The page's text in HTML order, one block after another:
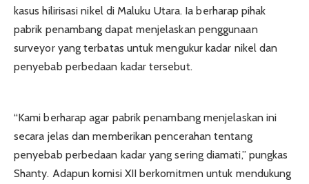
kasus hilirisasi nikel di Maluku Utara. Ia berharap pihak
pabrik penambang dapat menjelaskan penggunaan
surveyor yang terbatas untuk mengukur kadar nikel dan
penyebab perbedaan kadar tersebut.
“Kami berharap agar pabrik penambang menjelaskan ini
secara jelas dan memberikan pencerahan tentang
penyebab perbedaan kadar yang sering diamati,” pungkas
Shanty. Adapun komisi XII berkomitmen untuk mendukung